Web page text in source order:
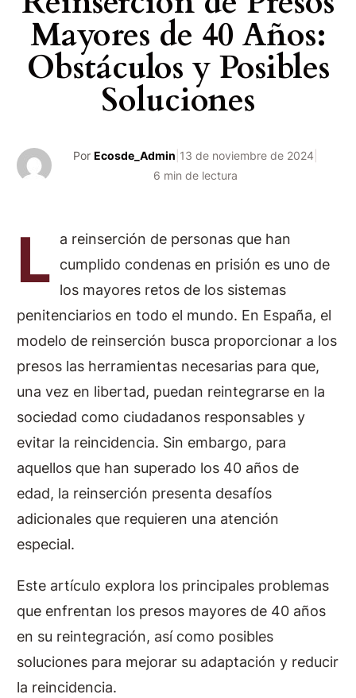
Mayores de 40 Años:
Obstáculos y Posibles
Soluciones
Por Ecosde_Admin 13 de noviembre de 2024
6 min de lectura
L
a reinserción de personas que han
cumplido condenas en prisión es uno de
los mayores retos de los sistemas
penitenciarios en todo el mundo. En España, el
modelo de reinserción busca proporcionar a los
presos las herramientas necesarias para que,
una vez en libertad, puedan reintegrarse en la
sociedad como ciudadanos responsables y
evitar la reincidencia. Sin embargo, para
aquellos que han superado los 40 años de
edad, la reinserción presenta desafíos
adicionales que requieren una atención
especial.
Este artículo explora los principales problemas
que enfrentan los presos mayores de 40 años
en su reintegración, así como posibles
soluciones para mejorar su adaptación y reducir
la reincidencia.